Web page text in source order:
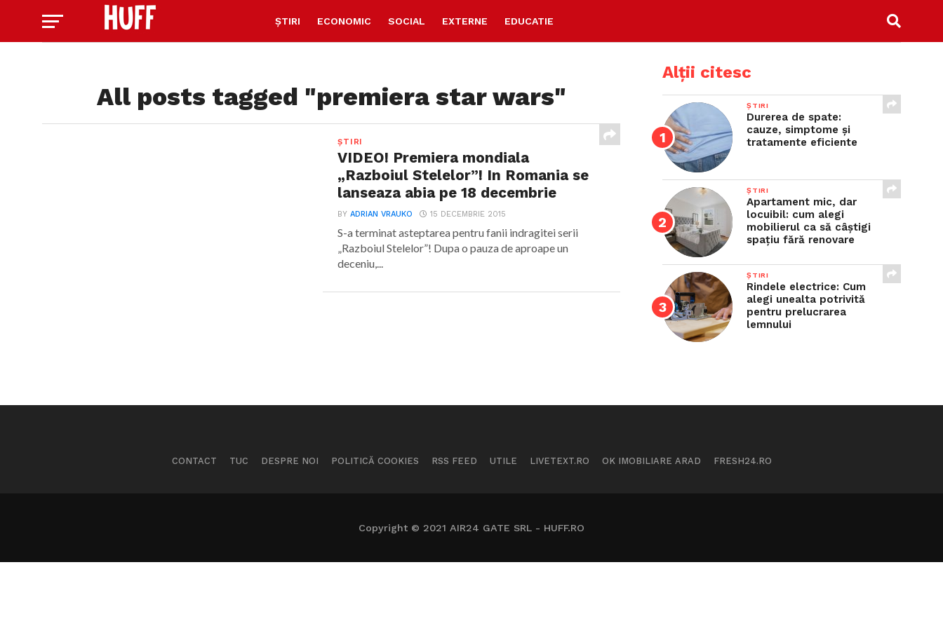
ȘTIRI ECONOMIC SOCIAL EXTERNE EDUCATIE
All posts tagged "premiera star wars"
ȘTIRI
VIDEO! Premiera mondiala
„Razboiul Stelelor”! In Romania se
lanseaza abia pe 18 decembrie
BYADRIAN VRAUKO 15 DECEMBRIE 2015
S-a terminat asteptarea pentru fanii indragitei serii
„Razboiul Stelelor”! Dupa o pauza de aproape un
deceniu,...
Alții citesc
ȘTIRI
Durerea de spate:
cauze, simptome și
tratamente eficiente
ȘTIRI
Apartament mic, dar
locuibil: cum alegi
mobilierul ca să câștigi
spațiu fără renovare
ȘTIRI
Rindele electrice: Cum
alegi unealta potrivită
pentru prelucrarea
lemnului
CONTACT TUC DESPRE NOI POLITICĂ COOKIES RSS FEED UTILE LIVETEXT.RO OK IMOBILIARE ARAD FRESH24.RO
Copyright © 2021 AIR24 GATE SRL - HUFF.RO